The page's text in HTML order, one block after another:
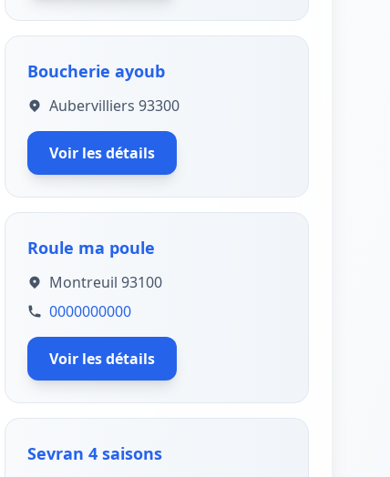
Boucherie ayoub
Aubervilliers 93300
Voir les détails
Roule ma poule
Montreuil 93100
0000000000
Voir les détails
Sevran 4 saisons